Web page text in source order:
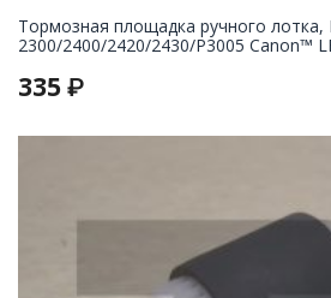
Тормозная площадка ручного лотка,
2300/2400/2420/2430/P3005 Canon™
335 ₽